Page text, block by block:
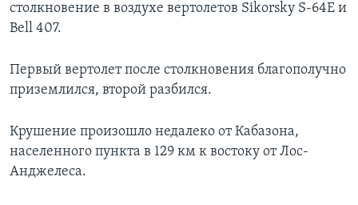
столкновение в воздухе вертолетов Sikorsky S-64E и
Bell 407.
Первый вертолет после столкновения благополучно
приземлился, второй разбился.
Крушение произошло недалеко от Кабазона,
населенного пункта в 129 км к востоку от Лос-
Анджелеса.